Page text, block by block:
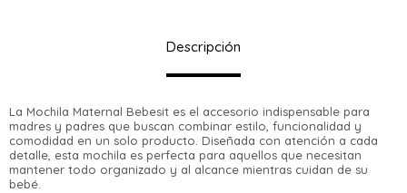
Descripción
La Mochila Maternal Bebesit es el accesorio indispensable para
madres y padres que buscan combinar estilo, funcionalidad y
comodidad en un solo producto. Diseñada con atención a cada
detalle, esta mochila es perfecta para aquellos que necesitan
mantener todo organizado y al alcance mientras cuidan de su
bebé.